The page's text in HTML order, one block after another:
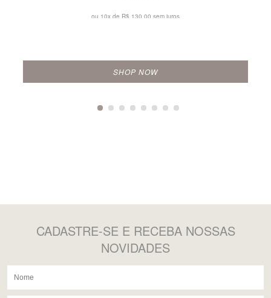
ou 10x de R$ 130,00 sem juros
SHOP NOW
CADASTRE-SE E RECEBA NOSSAS
NOVIDADES